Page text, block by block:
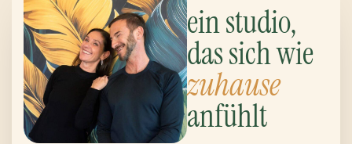
ein studio,
das sich wie
zuhause
anfühlt